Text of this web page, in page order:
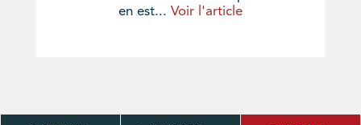
en est... Voir l'article